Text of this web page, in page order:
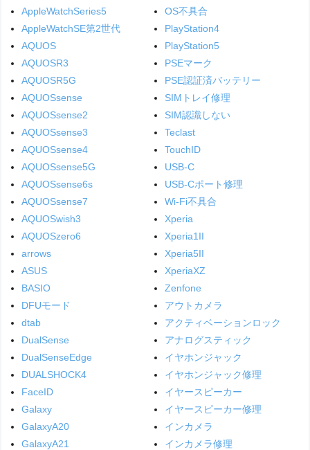
AppleWatchSeries5
AppleWatchSE第2世代
AQUOS
AQUOSR3
AQUOSR5G
AQUOSsense
AQUOSsense2
AQUOSsense3
AQUOSsense4
AQUOSsense5G
AQUOSsense6s
AQUOSsense7
AQUOSwish3
AQUOSzero6
arrows
ASUS
BASIO
DFUモード
dtab
DualSense
DualSenseEdge
DUALSHOCK4
FaceID
Galaxy
GalaxyA20
GalaxyA21
OS不具合
PlayStation4
PlayStation5
PSEマーク
PSE認証済バッテリー
SIMトレイ修理
SIM認識しない
Teclast
TouchID
USB-C
USB-Cポート修理
Wi-Fi不具合
Xperia
Xperia1II
Xperia5II
XperiaXZ
Zenfone
アウトカメラ
アクティベーションロック
アナログスティック
イヤホンジャック
イヤホンジャック修理
イヤースピーカー
イヤースピーカー修理
インカメラ
インカメラ修理